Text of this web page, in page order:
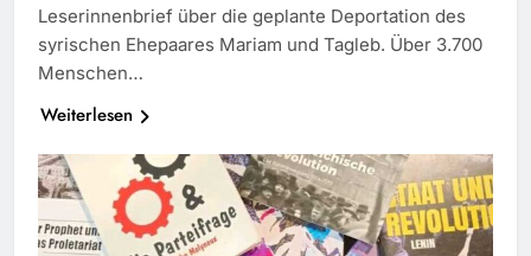
Leserinnenbrief über die geplante Deportation des
syrischen Ehepaares Mariam und Tagleb. Über 3.700
Menschen…
Weiterlesen